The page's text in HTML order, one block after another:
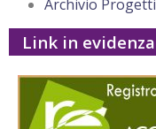
Archivio Progetti
Link in evidenza